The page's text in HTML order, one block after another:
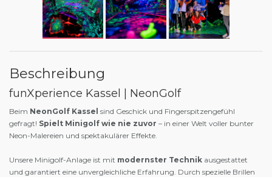
Beschreibung
funXperience Kassel | NeonGolf
Beim NeonGolf Kassel sind Geschick und Fingerspitzengefühl
gefragt! Spielt Minigolf wie nie zuvor – in einer Welt voller bunter
Neon-Malereien und spektakulärer Effekte.
Unsere Minigolf-Anlage ist mit modernster Technik ausgestattet
und garantiert eine unvergleichliche Erfahrung. Durch spezielle Brillen